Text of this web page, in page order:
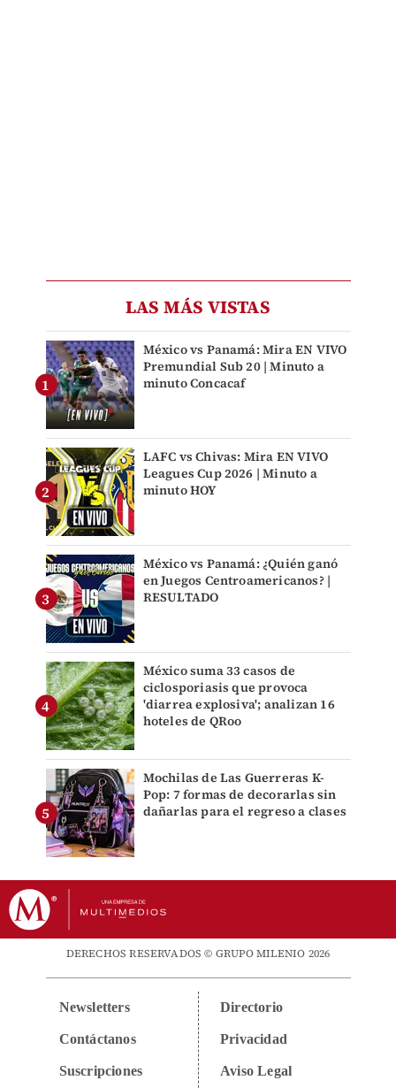
LAS MÁS VISTAS
México vs Panamá: Mira EN VIVO
Premundial Sub 20 | Minuto a
minuto Concacaf
LAFC vs Chivas: Mira EN VIVO
Leagues Cup 2026 | Minuto a
minuto HOY
México vs Panamá: ¿Quién ganó
en Juegos Centroamericanos? |
RESULTADO
México suma 33 casos de
ciclosporiasis que provoca
'diarrea explosiva'; analizan 16
hoteles de QRoo
Mochilas de Las Guerreras K-
Pop: 7 formas de decorarlas sin
dañarlas para el regreso a clases
DERECHOS RESERVADOS © GRUPO MILENIO 2026
Newsletters
Contáctanos
Suscripciones
Directorio
Privacidad
Aviso Legal